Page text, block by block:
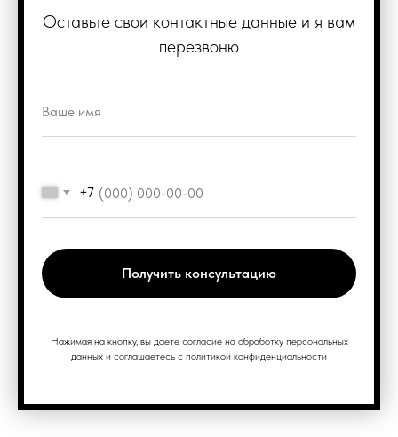
Оставьте свои контактные данные и я вам
перезвоню
+7
Получить консультацию
Нажимая на кнопку, вы даете согласие на обработку персональных
данных и соглашаетесь c политикой конфиденциальности